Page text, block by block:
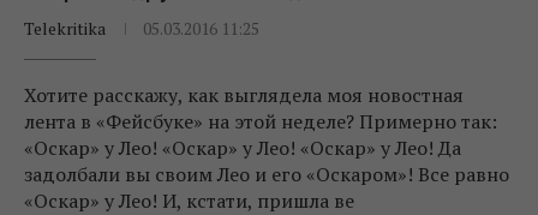
Telekritika
05.03.2016 11:25
Хотите расскажу, как выглядела моя новостная
лента в «Фейсбуке» на этой неделе? Примерно так:
«Оскар» у Лео! «Оскар» у Лео! «Оскар» у Лео! Да
задолбали вы своим Лео и его «Оскаром»! Все равно
«Оскар» у Лео! И, кстати, пришла ве